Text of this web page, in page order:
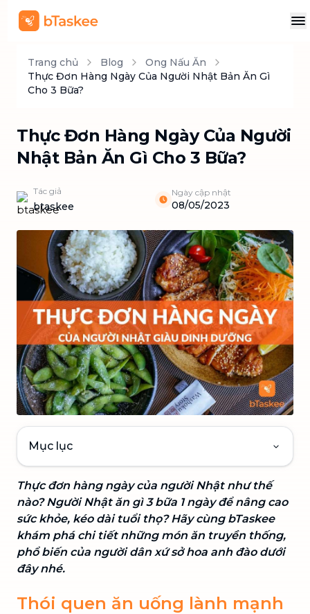
Trang chủ Blog
Ong Nấu Ăn
Thực Đơn Hàng Ngày Của Người Nhật Bản Ăn Gì
Cho 3 Bữa?
Thực Đơn Hàng Ngày Của Người
Nhật Bản Ăn Gì Cho 3 Bữa?
Tác giả
btaskee
Ngày cập nhật
08/05/2023
Mục lục
Thực đơn hàng ngày của người Nhật như thế
nào? Người Nhật ăn gì 3 bữa 1 ngày để nâng cao
sức khỏe, kéo dài tuổi thọ? Hãy cùng bTaskee
khám phá chi tiết những món ăn truyền thống,
phổ biến của người dân xứ sở hoa anh đào dưới
đây nhé.
Thói quen ăn uống lành mạnh